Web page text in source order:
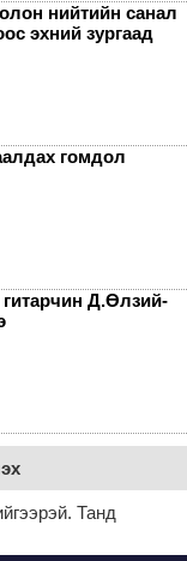
нийтийн санал
эхний зургаад
гомдол
Д.Өлзий-
Танд